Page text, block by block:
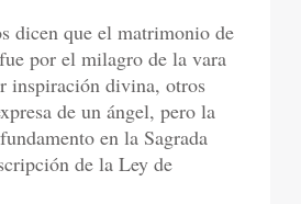
dicen que el matrimonio de
por el milagro de la vara
inspiración divina, otros
de un ángel, pero la
en la Sagrada
de la Ley de